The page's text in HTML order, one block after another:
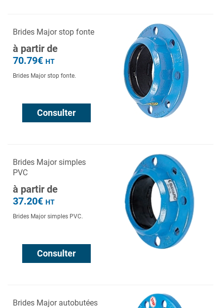
Brides Major stop fonte
à partir de
70.79€ HT
Brides Major stop fonte.
Consulter
Brides Major simples
PVC
à partir de
37.20€ HT
Brides Major simples PVC.
Consulter
Brides Major autobutées